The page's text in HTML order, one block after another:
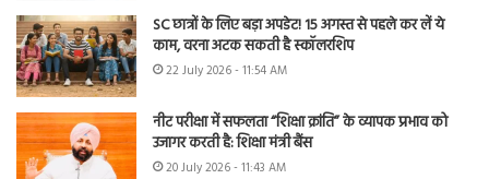
SC छात्रों के लिए बड़ा अपडेट! 15 अगस्त से पहले कर लें ये
काम, वरना अटक सकती है स्कॉलरशिप
22 July 2026 - 11:54 AM
नीट परीक्षा में सफलता “शिक्षा क्रांति” के व्यापक प्रभाव को
उजागर करती है: शिक्षा मंत्री बैंस
20 July 2026 - 11:43 AM